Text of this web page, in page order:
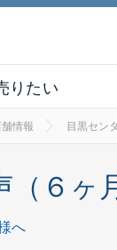
りたい
舗情報 目黒セン
６ヶ
へ